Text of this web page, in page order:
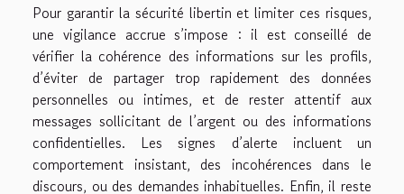
Pour garantir la sécurité libertin et limiter ces risques,
une vigilance accrue s’impose : il est conseillé de
vérifier la cohérence des informations sur les profils,
d’éviter de partager trop rapidement des données
personnelles ou intimes, et de rester attentif aux
messages sollicitant de l’argent ou des informations
confidentielles. Les signes d’alerte incluent un
comportement insistant, des incohérences dans le
discours, ou des demandes inhabituelles. Enfin, il reste